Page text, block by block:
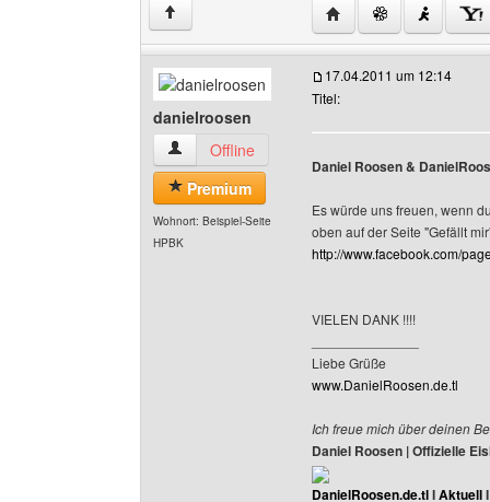
↑ Website dieses
danielroosen
danielroosen Benutzer-Profile anzeigen
Offline
Premium
Wohnort: Beispiel-Seite
HPBK
17.04.2011 um 12:14
Titel:
Daniel Roosen &
Es würde uns freuen, wenn
oben auf der Seite "Gefällt
http://www.facebook.com/
VIELEN DANK !!!!
Liebe Grüße
www.DanielRoosen.de.tl
Ich freue mich über deinen
Daniel Roosen | Offizielle
DanielRoosen.de.tlIAktuell